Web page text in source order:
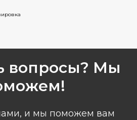
вопросы? Мы
и мы поможем вам